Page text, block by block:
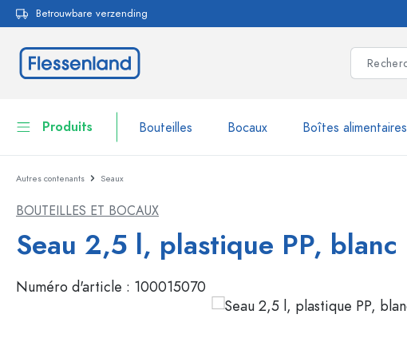
Passer à la navigation principale
Betrouwbare verzending
Produits Bouteilles Bocaux Boîtes alimentaires
Bouteilles
Boîtes alimentaires
Vaisselle
Bouteilles WECK
Bouteilles par fonction
Autres contenants Seaux
BOUTEILLES ET BOCAUX
Seau 2,5 l, plastique PP, blanc
Numéro d'article : 100015070